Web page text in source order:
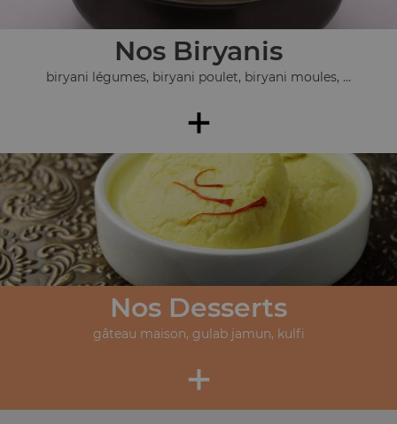
Nos Biryanis
biryani légumes, biryani poulet, biryani moules, ...
+
Nos Desserts
gâteau maison, gulab jamun, kulfi
+